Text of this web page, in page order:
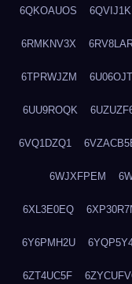
6QKOAUOS
6RMKNV3X
6TPRWJZM
6UU9ROQK
6VQ1DZQ1
6WJXFPEM
6XL3E0EQ
6Y6PMH2U
6ZT4UC5F